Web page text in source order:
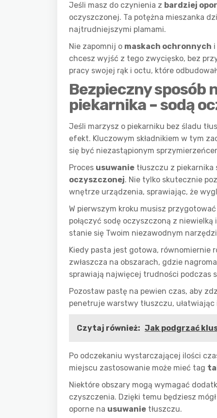
Jeśli masz do czynienia z bardziej
oczyszczonej. Ta potężna mieszanka
najtrudniejszymi plamami.
Nie zapomnij o maskach ochronnych i
chcesz wyjść z tego zwycięsko, bez
pracy swojej rąk i octu, które
Bezpieczny sposób
piekarnika – sodą
Jeśli marzysz o piekarniku bez śladu
efekt. Kluczowym składnikiem w tym
się być niezastąpionym
Proces usuwanie tłuszczu z
oczyszczonej. Nie tylko skutecznie
wnętrze urządzenia, sprawiając, że
W pierwszym kroku musisz
połączyć sodę oczyszczoną z
stanie się Twoim niezawodnym
Kiedy pasta jest gotowa, równomiernie
zwłaszcza na obszarach, gdzie
sprawiają najwięcej trudności podczas
Pozostaw pastę na pewien czas, aby
penetruje warstwy tłuszczu, ułatwiając
Czytaj również: Jak podgrzać
Po odczekaniu wystarczającej ilości
miejscu zastosowanie może mieć tag
Niektóre obszary mogą wymagać
czyszczenia. Dzięki temu będziesz
oporne na usuwanie tłuszczu.